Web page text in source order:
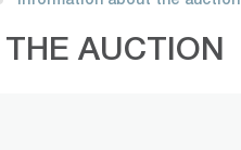
AUCTION